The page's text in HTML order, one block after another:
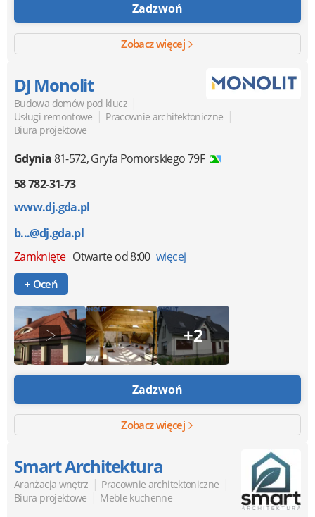
Zadzwoń
Zobacz więcej
DJ Monolit
Budowa domów pod klucz |
Usługi remontowe | Pracownie architektoniczne |
Biura projektowe
Gdynia81-572,Gryfa Pomorskiego 79F
58 782-31-73
www.dj.gda.pl
b...@dj.gda.pl
Zamknięte Otwarte od 8:00 więcej
+ Oceń
+2
Zadzwoń
Zobacz więcej
Smart Architektura
Aranżacja wnętrz | Pracownie architektoniczne |
Biura projektowe | Meble kuchenne